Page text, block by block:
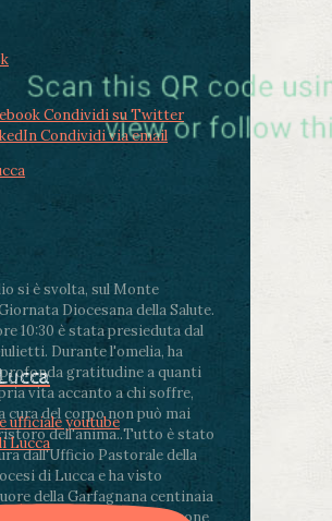
Condividi su Twitter
Condividi via email
si è svolta, sul Monte
Diocesana della Salute.
10:30 è stata presieduta dal
Durante l'omelia, ha
gratitudine a quanti
vita accanto a chi soffre,
cura del corpo non può mai
dell'anima..Tutto è stato
dall'Ufficio Pastorale della
di Lucca e ha visto
della Garfagnana centinaia
sanitari, volontari e persone
ufficiale youtube
Lucca